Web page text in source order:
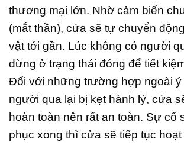
thương mại lớn. Nhờ cảm biến
(mắt thần), cửa sẽ tự chuyển
vật tới gần. Lúc không có người
dừng ở trạng thái đóng để tiết
Đối với những trường hợp ngoài ý
người qua lại bị kẹt hành lý, cửa
hoàn toàn nên rất an toàn. Sự cố
phục xong thì cửa sẽ tiếp tục hoạt